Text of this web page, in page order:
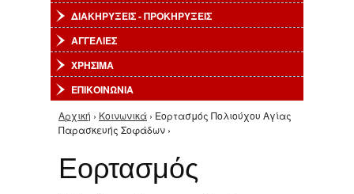
ΔΙΑΚΗΡΥΞΕΙΣ - ΠΡΟΚΗΡΥΞΕΙΣ
ΑΓΓΕΛΙΕΣ
ΧΡΗΣΙΜΑ
ΕΠΙΚΟΙΝΩΝΙΑ
Είστε εδώ
Αρχική › Κοινωνικά › Εορτασμός Πολιούχου Αγίας
Παρασκευής Σοφάδων ›
Εορτασμός